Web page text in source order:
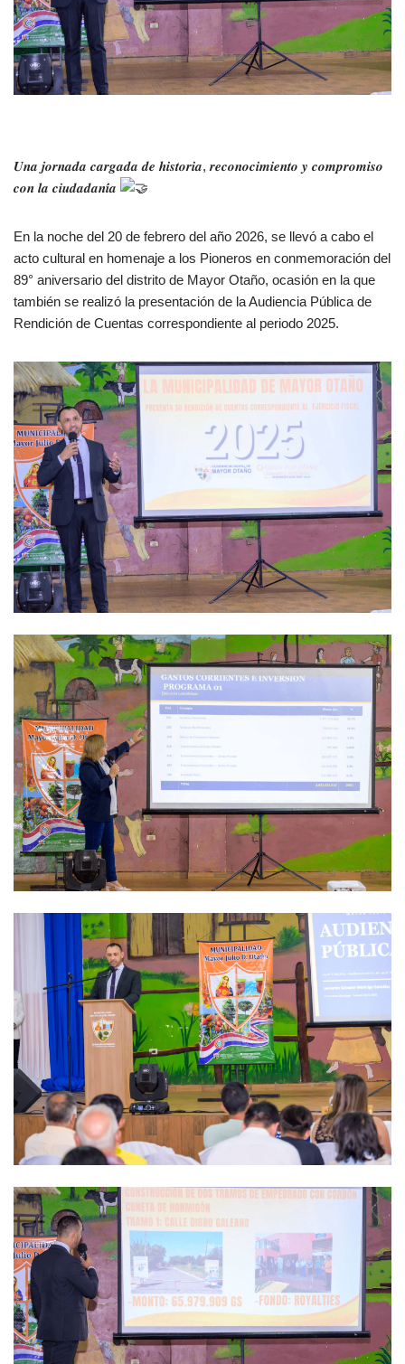
𝑼𝒏𝒂 𝒋𝒐𝒓𝒏𝒂𝒅𝒂 𝒄𝒂𝒓𝒈𝒂𝒅𝒂 𝒅𝒆 𝒉𝒊𝒔𝒕𝒐𝒓𝒊𝒂, 𝒓𝒆𝒄𝒐𝒏𝒐𝒄𝒊𝒎𝒊𝒆𝒏𝒕𝒐 𝒚 𝒄𝒐𝒎𝒑𝒓𝒐𝒎𝒊𝒔𝒐
𝒄𝒐𝒏 𝒍𝒂 𝒄𝒊𝒖𝒅𝒂𝒅𝒂𝒏𝒊́𝒂
En la noche del 20 de febrero del año 2026, se llevó a cabo el
acto cultural en homenaje a los Pioneros en conmemoración del
89° aniversario del distrito de Mayor Otaño, ocasión en la que
también se realizó la presentación de la Audiencia Pública de
Rendición de Cuentas correspondiente al periodo 2025.